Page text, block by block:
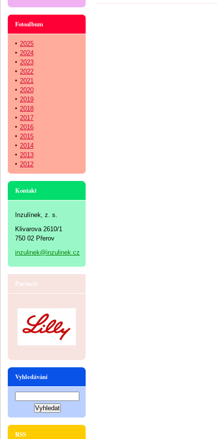
Fotoalbum
2025
2024
2023
2022
2021
2020
2019
2018
2017
2016
2015
2014
2013
2012
Kontakt
Inzulínek, z. s.
Klivarova 2610/1
750 02 Přerov
inzulinek@inzulinek.cz
Partneři
Vyhledávání
RSS